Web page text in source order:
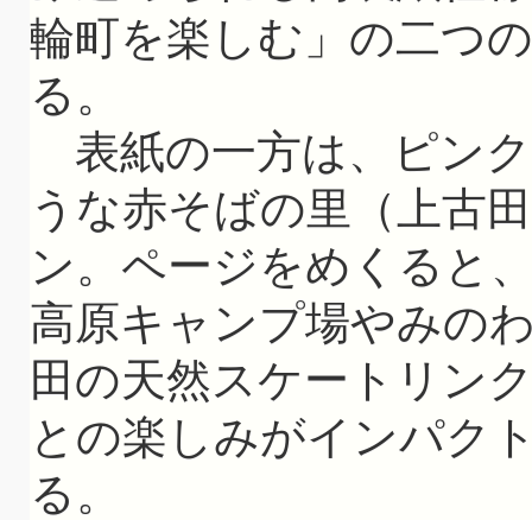
輪町を楽しむ」の二つ
る。
表紙の一方は、ピン
うな赤そばの里（上古
ン。ページをめくると
高原キャンプ場やみの
田の天然スケートリン
との楽しみがインパク
る。